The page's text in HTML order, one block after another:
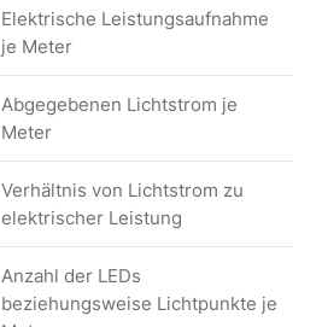
Elektrische Leistungsaufnahme
je Meter
Abgegebenen Lichtstrom je
Meter
Verhältnis von Lichtstrom zu
elektrischer Leistung
Anzahl der LEDs
beziehungsweise Lichtpunkte je